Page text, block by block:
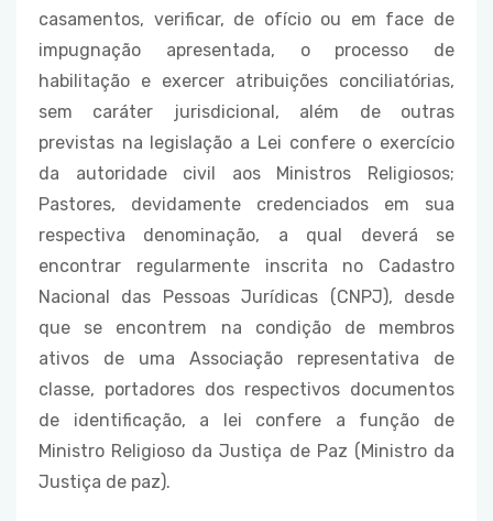
casamentos, verificar, de ofício ou em face de
impugnação apresentada, o processo de
habilitação e exercer atribuições conciliatórias,
sem caráter jurisdicional, além de outras
previstas na legislação a Lei confere o exercício
da autoridade civil aos Ministros Religiosos;
Pastores, devidamente credenciados em sua
respectiva denominação, a qual deverá se
encontrar regularmente inscrita no Cadastro
Nacional das Pessoas Jurídicas (CNPJ), desde
que se encontrem na condição de membros
ativos de uma Associação representativa de
classe, portadores dos respectivos documentos
de identificação, a lei confere a função de
Ministro Religioso da Justiça de Paz (Ministro da
Justiça de paz).